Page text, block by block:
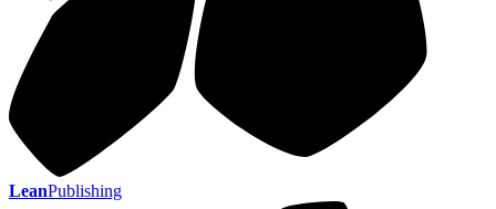
LeanPublishing